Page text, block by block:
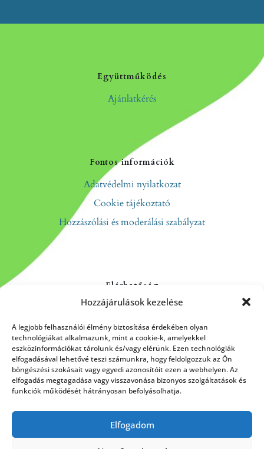
Hozzájárulások kezelése
A legjobb felhasználói élmény biztosítása érdekében olyan
technológiákat alkalmazunk, mint a cookie-k, amelyekkel
eszközinformációkat tárolunk és/vagy elérünk. Ezen technológiák
elfogadásával lehetővé teszi számunkra, hogy feldolgozzuk az Ön
böngészési szokásait vagy egyedi azonosítóit ezen a webhelyen. Az
elfogadás megtagadása vagy visszavonása bizonyos szolgáltatások és
funkciók működését hátrányosan befolyásolhatja.
Elfogadom
Együttműködés
Ajánlatkérés
Fontos információk
Adatvédelmi nyilatkozat
Cookie tájékoztató
Hozzászólási és moderálási szabályzat
Elérhetőség
Kapcsolat
Rólunk
HÍRLEVÉL FELIRATKOZÁS